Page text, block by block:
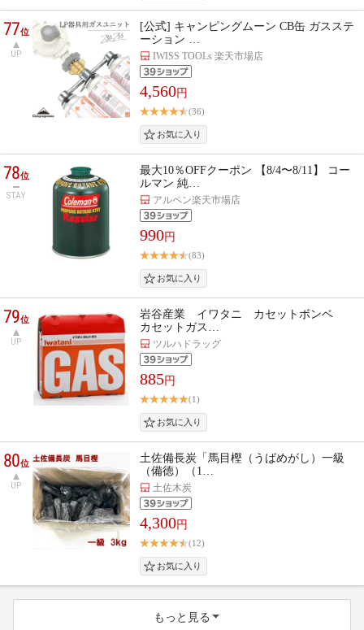
77位
UP
[公式] キャンピングムーン CB缶 ガスステ
ーション …
IWISS TOOLs 楽天市場店
4,560円
(36)
78位
STAY
最大10％OFFクーポン 【8/4〜8/11】 コー
ルマン 純…
アルペン楽天市場店
990円
(83)
79位
UP
岩谷産業 イワタニ カセットボンベ
カセットガス…
ツルハドラッグ
885円
(1)
80位
UP
土佐備長炭「馬目樫（うばめがし）一級
（備徳）（1…
土佐木炭
4,300円
(12)
もっと見る